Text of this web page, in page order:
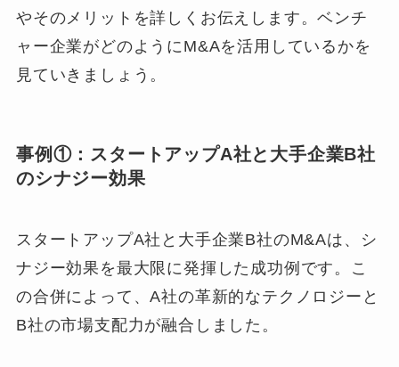
やそのメリットを詳しくお伝えします。ベンチ
ャー企業がどのようにM&Aを活用しているかを
見ていきましょう。
事例①：スタートアップA社と大手企業B社
のシナジー効果
スタートアップA社と大手企業B社のM&Aは、シ
ナジー効果を最大限に発揮した成功例です。こ
の合併によって、A社の革新的なテクノロジーと
B社の市場支配力が融合しました。